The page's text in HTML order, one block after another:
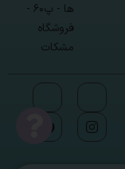
ها - پ۶۰ -
فروشگاه
مشکات